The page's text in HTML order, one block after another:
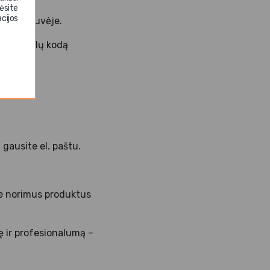
unikalų kodą
gausite el. paštu.
norimus produktus
ir profesionalumą –